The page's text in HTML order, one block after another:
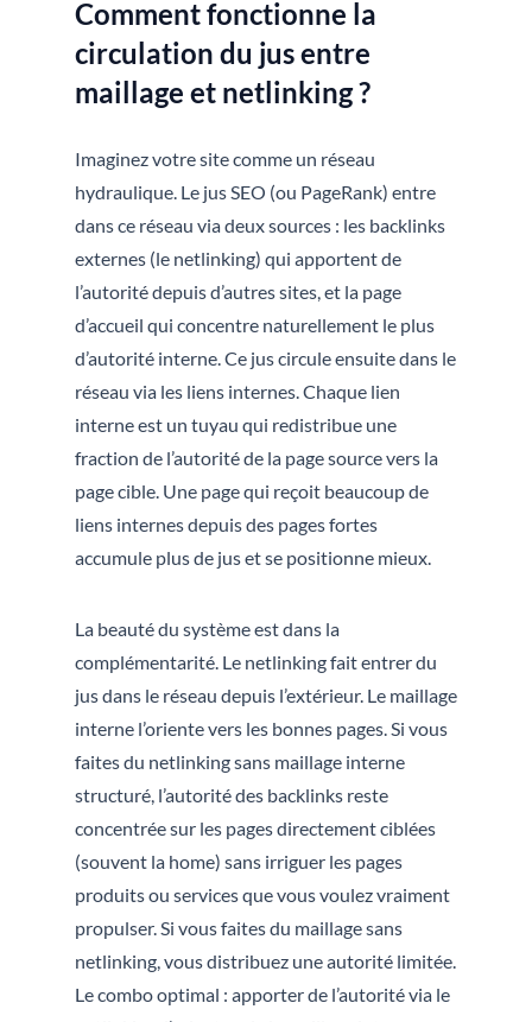
Comment fonctionne la
circulation du jus entre
maillage et netlinking ?
Imaginez votre site comme un réseau
hydraulique. Le jus SEO (ou PageRank) entre
dans ce réseau via deux sources : les backlinks
externes (le netlinking) qui apportent de
l’autorité depuis d’autres sites, et la page
d’accueil qui concentre naturellement le plus
d’autorité interne. Ce jus circule ensuite dans le
réseau via les liens internes. Chaque lien
interne est un tuyau qui redistribue une
fraction de l’autorité de la page source vers la
page cible. Une page qui reçoit beaucoup de
liens internes depuis des pages fortes
accumule plus de jus et se positionne mieux.
La beauté du système est dans la
complémentarité. Le netlinking fait entrer du
jus dans le réseau depuis l’extérieur. Le maillage
interne l’oriente vers les bonnes pages. Si vous
faites du netlinking sans maillage interne
structuré, l’autorité des backlinks reste
concentrée sur les pages directement ciblées
(souvent la home) sans irriguer les pages
produits ou services que vous voulez vraiment
propulser. Si vous faites du maillage sans
netlinking, vous distribuez une autorité limitée.
Le combo optimal : apporter de l’autorité via le